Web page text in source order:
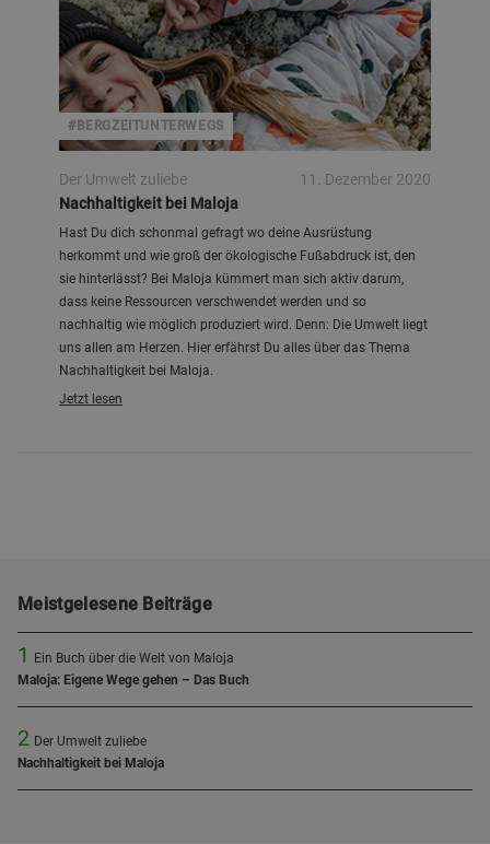
#BERGZEITUNTERWEGS
Der Umwelt zuliebe
11. Dezember 2020
Nachhaltigkeit bei Maloja
Hast Du dich schonmal gefragt wo deine Ausrüstung
herkommt und wie groß der ökologische Fußabdruck ist, den
sie hinterlässt? Bei Maloja kümmert man sich aktiv darum,
dass keine Ressourcen verschwendet werden und so
nachhaltig wie möglich produziert wird. Denn: Die Umwelt liegt
uns allen am Herzen. Hier erfährst Du alles über das Thema
Nachhaltigkeit bei Maloja.
Jetzt lesen
Meistgelesene Beiträge
1
Ein Buch über die Welt von Maloja
Maloja: Eigene Wege gehen – Das Buch
2 Der Umwelt zuliebe
Nachhaltigkeit bei Maloja